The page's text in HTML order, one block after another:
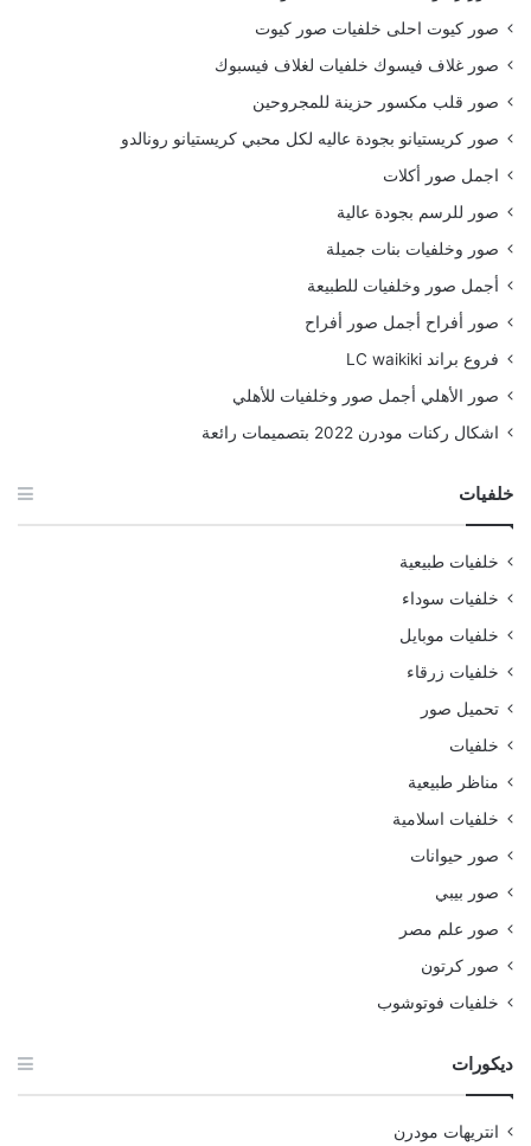
صور كيوت احلى خلفيات صور كيوت
صور غلاف فيسوك خلفيات لغلاف فيسبوك
صور قلب مكسور حزينة للمجروحين
صور كريستيانو بجودة عاليه لكل محبي كريستيانو رونالدو
اجمل صور أكلات
صور للرسم بجودة عالية
صور وخلفيات بنات جميلة
أجمل صور وخلفيات للطبيعة
صور أفراح أجمل صور أفراح
فروع براند LC waikiki
صور الأهلي أجمل صور وخلفيات للأهلي
اشكال ركنات مودرن 2022 بتصميمات رائعة
خلفيات
خلفيات طبيعية
خلفيات سوداء
خلفيات موبايل
خلفيات زرقاء
تحميل صور
خلفيات
مناظر طبيعية
خلفيات اسلامية
صور حيوانات
صور بيبي
صور علم مصر
صور كرتون
خلفيات فوتوشوب
ديكورات
انتريهات مودرن